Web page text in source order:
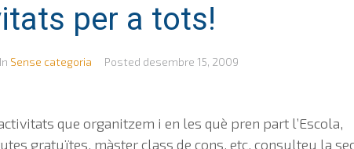
per a tots!
In Sense categoria Posted desembre 15, 2009
que organitzem i en les què pren part l’Escola,
gratuïtes, màster class de cons, etc. consulteu la